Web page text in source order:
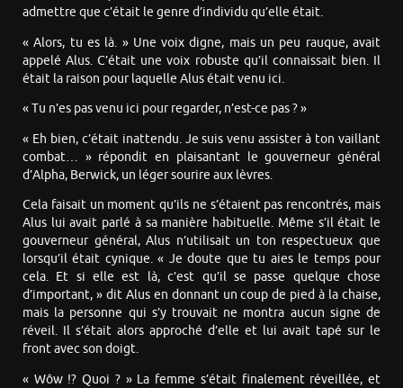
admettre que c’était le genre d’individu qu’elle était.
« Alors, tu es là. » Une voix digne, mais un peu rauque, avait
appelé Alus. C’était une voix robuste qu’il connaissait bien. Il
était la raison pour laquelle Alus était venu ici.
« Tu n’es pas venu ici pour regarder, n’est-ce pas ? »
« Eh bien, c’était inattendu. Je suis venu assister à ton vaillant
combat… » répondit en plaisantant le gouverneur général
d’Alpha, Berwick, un léger sourire aux lèvres.
Cela faisait un moment qu’ils ne s’étaient pas rencontrés, mais
Alus lui avait parlé à sa manière habituelle. Même s’il était le
gouverneur général, Alus n’utilisait un ton respectueux que
lorsqu’il était cynique. « Je doute que tu aies le temps pour
cela. Et si elle est là, c’est qu’il se passe quelque chose
d’important, » dit Alus en donnant un coup de pied à la chaise,
mais la personne qui s’y trouvait ne montra aucun signe de
réveil. Il s’était alors approché d’elle et lui avait tapé sur le
front avec son doigt.
« Wôw !? Quoi ? » La femme s’était finalement réveillée, et